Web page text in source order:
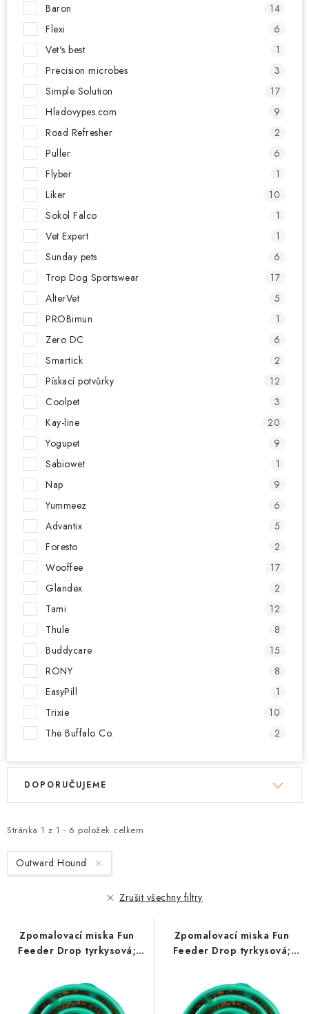
Baron
14
Flexi
6
Vet's best
1
Precision microbes
3
Simple Solution
17
Hladovypes.com
9
Road Refresher
2
Puller
6
Flyber
1
Liker
10
Sokol Falco
1
Vet Expert
1
Sunday pets
6
Trop Dog Sportswear
17
AlterVet
5
PROBimun
1
Zero DC
6
Smartick
2
Pískací potvůrky
12
Coolpet
3
Kay-line
20
Yogupet
9
Sabiowet
1
Nap
9
Yummeez
6
Advantix
5
Foresto
2
Wooffee
17
Glandex
2
Tami
12
Thule
8
Buddycare
15
RONY
8
EasyPill
1
Trixie
10
The Buffalo Co.
2
V
i
s
p
Stránka 1 z 1 - 6 položek celkem
Ř
e
n
í
DOPORUČUJEME
Outward Hound
Zrušit všechny filtry
Zpomalovací miska Fun
Feeder Drop tyrkysová;
Zpomalovací miska Fun
Feeder Drop tyrkysová;